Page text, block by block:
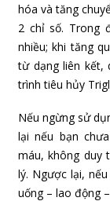
hóa và tăng
2 chỉ số. Trong
nhiều; khi tăng
từ dạng liên kết,
trình tiêu hủy
Nếu ngừng sử
lại nếu bạn
máu, không duy
lý. Ngược lại,
uống – lao động